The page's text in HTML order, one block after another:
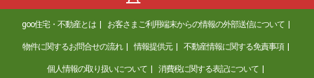
goo住宅・不動産とは お客さまご利用端末からの情報の外部送信について
物件に関するお問合せの流れ 情報提供元 不動産情報に関する免責事項
個人情報の取り扱いについて 消費税に関する表記について